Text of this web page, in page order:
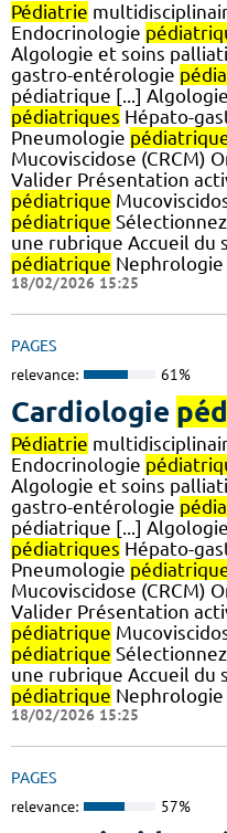
Pédiatrie
Endocrinologie
Algologie et soins
gastro-entérologie
pédiatrique [...]
pédiatriques Hépato-
Pneumologie
Mucoviscidose (CRCM)
Valider Présentation
pédiatrique
pédiatrique
une rubrique Accueil du
pédiatrique Nephrologie
18/02/2026 15:25
PAGES
relevance: 61%
Cardiologie
Pédiatrie
Endocrinologie
Algologie et soins
gastro-entérologie
pédiatrique [...]
pédiatriques Hépato-
Pneumologie
Mucoviscidose (CRCM)
Valider Présentation
pédiatrique
pédiatrique
une rubrique Accueil du
pédiatrique Nephrologie
18/02/2026 15:25
PAGES
relevance: 57%